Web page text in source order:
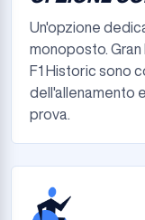
Un'opzione
monoposto.
F1 Historic sono
dell'allenamento
prova.